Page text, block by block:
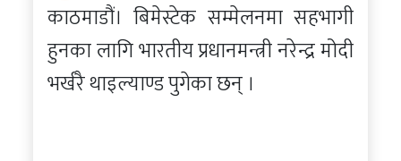
काठमाडौं। बिमेस्टेक सम्मेलनमा सहभागी
हुनका लागि भारतीय प्रधानमन्त्री नरेन्द्र मोदी
भर्खरै थाइल्याण्ड पुगेका छन् ।